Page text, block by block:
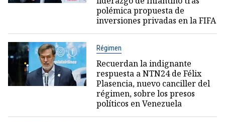
polémica propuesta de
inversiones privadas en la FIFA
Régimen
Recuerdan la indignante
respuesta a NTN24 de Félix
Plasencia, nuevo canciller del
régimen, sobre los presos
políticos en Venezuela